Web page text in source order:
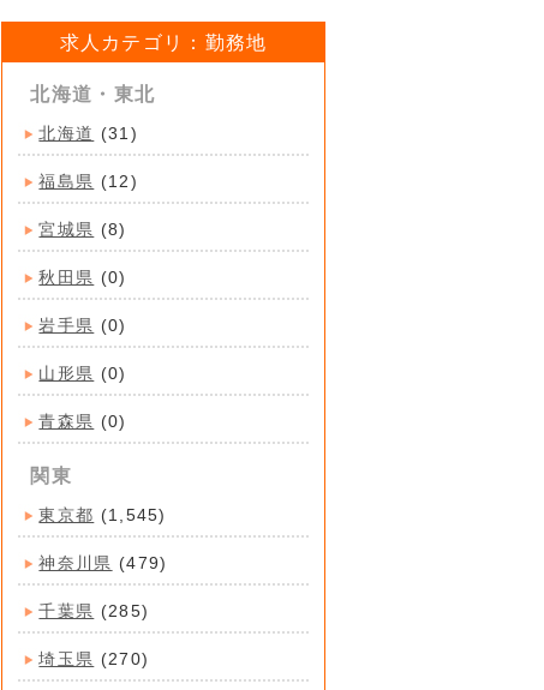
求人カテゴリ：勤務地
北海道・東北
北海道 (31)
福島県 (12)
宮城県 (8)
秋田県 (0)
岩手県 (0)
山形県 (0)
青森県 (0)
関東
東京都 (1,545)
神奈川県 (479)
千葉県 (285)
埼玉県 (270)